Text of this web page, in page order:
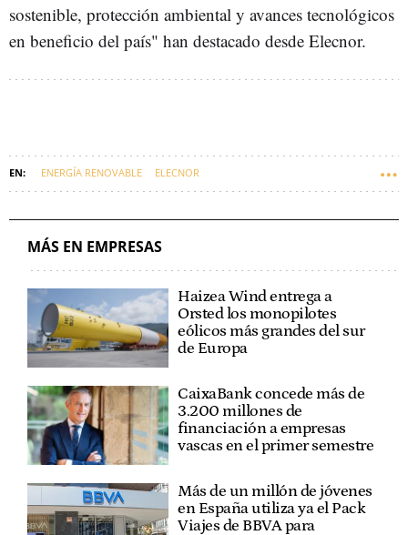
sostenible, protección ambiental y avances tecnológicos
en beneficio del país" han destacado desde Elecnor.
ENERGÍA RENOVABLE ELECNOR
MÁS EN EMPRESAS
Haizea Wind entrega a
Orsted los monopilotes
eólicos más grandes del sur
de Europa
CaixaBank concede más de
3.200 millones de
financiación a empresas
vascas en el primer semestre
Más de un millón de jóvenes
en España utiliza ya el Pack
Viajes de BBVA para